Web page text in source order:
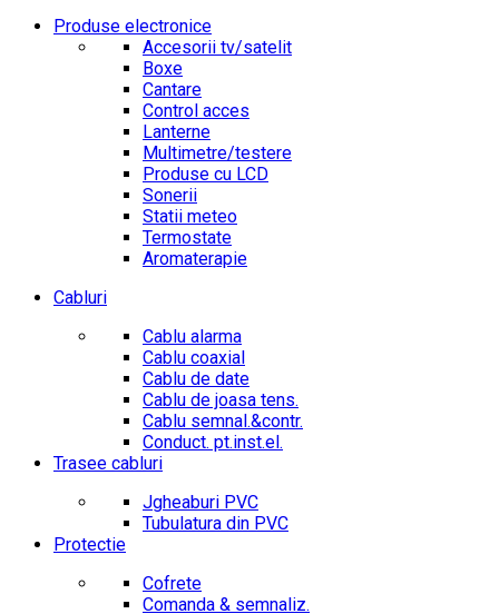
Produse electronice
Accesorii tv/satelit
Boxe
Cantare
Control acces
Lanterne
Multimetre/testere
Produse cu LCD
Sonerii
Statii meteo
Termostate
Aromaterapie
Cabluri
Cablu alarma
Cablu coaxial
Cablu de date
Cablu de joasa tens.
Cablu semnal.&contr.
Conduct. pt.inst.el.
Trasee cabluri
Jgheaburi PVC
Tubulatura din PVC
Protectie
Cofrete
Comanda & semnaliz.